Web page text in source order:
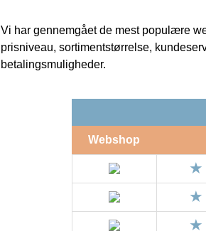
Vi har gennemgået de mest populære
prisniveau, sortimentstørrelse,
betalingsmuligheder.
Webshop